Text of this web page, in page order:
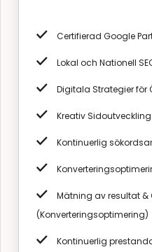
Certifierad Google
Lokal och Nationell
Digitala Strategier för
Kreativ Sidoutveckling
Kontinuerlig
Mätning av resultat &
(Konverteringsoptimering)
Kontinuerlig